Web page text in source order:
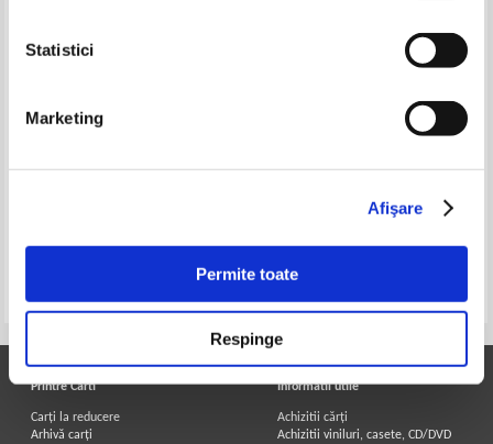
Statistici
Marketing
Afişare
Permite toate
Respinge
du verbe anglais
USA in your pocket
Pagina:
Printre Carti
Carți la reducere
Arhivă carți
Informatii utile
Achizitii cărți
Achizitii viniluri, casete, CD/DVD